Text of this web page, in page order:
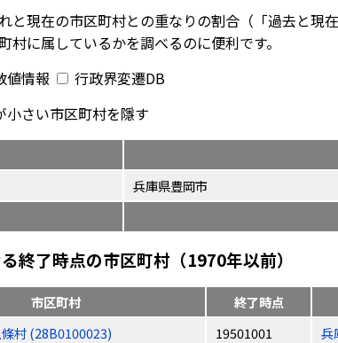
と現在の市区町村との重なりの割合（「過去と
に属しているかを調べるのに便利です。
値情報
行政界変遷DB
小さい市区町村を隱す
兵庫県豊岡市
終了時点の市区町村（1970年以前）
市区町村 終了時点
村 (28B0100023) 19501001 兵